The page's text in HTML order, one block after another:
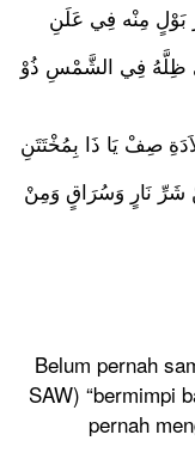
بَوْلٍ مِنْه فِي عَلَنِ
ظِلَّهُ فِي الشَّمْسِ ذُوْ
صِفْ يَا ذَا بِمُخْتَتَنِ
شَرِّ نَارٍ وَسُرَاقٍ وَمِنْ
Belum pernah
SAW) “bermimpi
pernah